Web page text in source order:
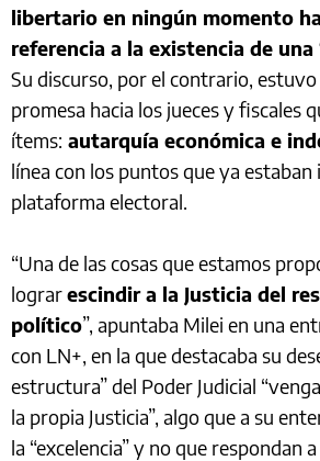
libertario en ningún momento
referencia a la existencia de una
Su discurso, por el contrario,
promesa hacia los jueces y fiscales
ítems: autarquía económica e
línea con los puntos que ya estaban
plataforma electoral.
“Una de las cosas que estamos
lograrescindir a la Justicia del
político”, apuntaba Milei en una
con LN+, en la que destacaba su
estructura” del Poder Judicial
la propia Justicia”, algo que a su
la “excelencia” y no que respondan